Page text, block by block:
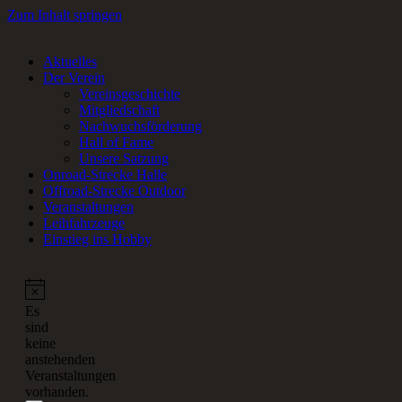
Zum Inhalt springen
RC-Car Verein in Frankfurt am Main für Offroad- und Onroad RC-
Aktuelles
Der Verein
Vereinsgeschichte
Mitgliedschaft
Nachwuchsförderung
Hall of Fame
Unsere Satzung
Onroad-Strecke Halle
Offroad-Strecke Outdoor
Veranstaltungen
Leihfahrzeuge
Einstieg ins Hobby
Es
sind
keine
anstehenden
Veranstaltungen
vorhanden.